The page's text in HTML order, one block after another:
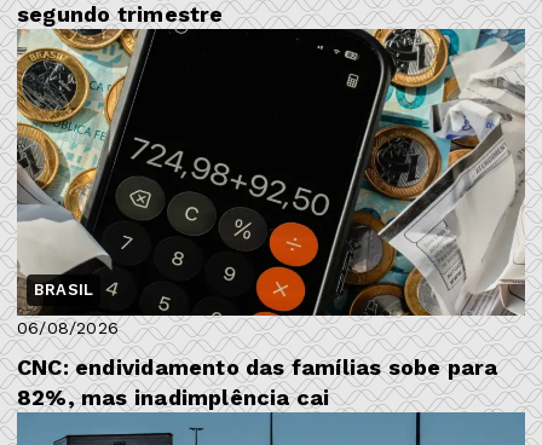
segundo trimestre
BRASIL
06/08/2026
CNC: endividamento das famílias sobe para
82%, mas inadimplência cai